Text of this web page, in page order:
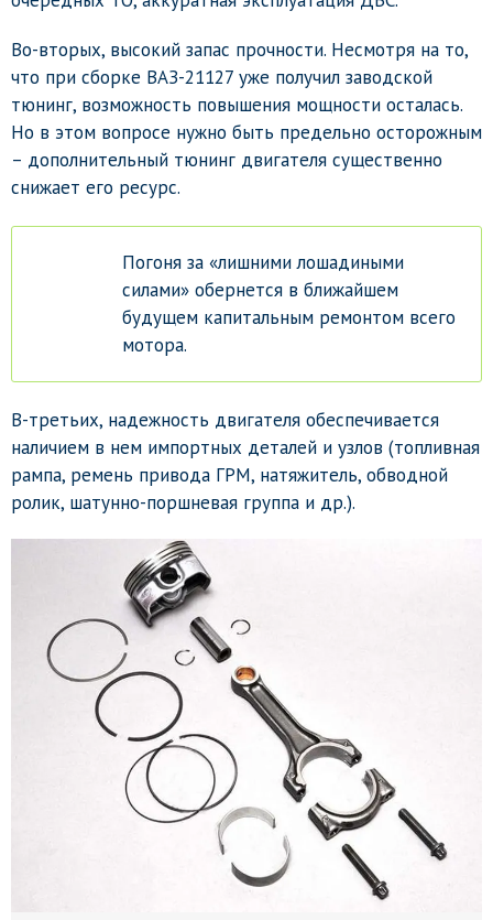
Во-вторых, высокий запас прочности. Несмотря на то,
что при сборке ВАЗ-21127 уже получил заводской
тюнинг, возможность повышения мощности осталась.
Но в этом вопросе нужно быть предельно осторожным
– дополнительный тюнинг двигателя существенно
снижает его ресурс.
Погоня за «лишними лошадиными
силами» обернется в ближайшем
будущем капитальным ремонтом всего
мотора.
В-третьих, надежность двигателя обеспечивается
наличием в нем импортных деталей и узлов (топливная
рампа, ремень привода ГРМ, натяжитель, обводной
ролик, шатунно-поршневая группа и др.).